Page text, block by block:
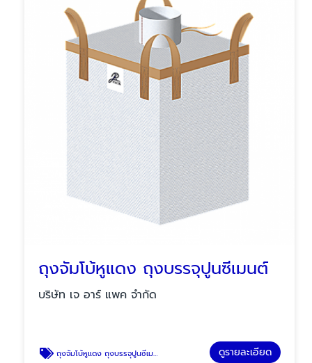
ถุงจัมโบ้หูแดง ถุงบรรจุปูนซีเมนต์
บริษัท เจ อาร์ แพค จำกัด
ถุงจัมโบ้หูแดง ถุงบรรจุปูนซีเมนต์ ดูรายละเอียด